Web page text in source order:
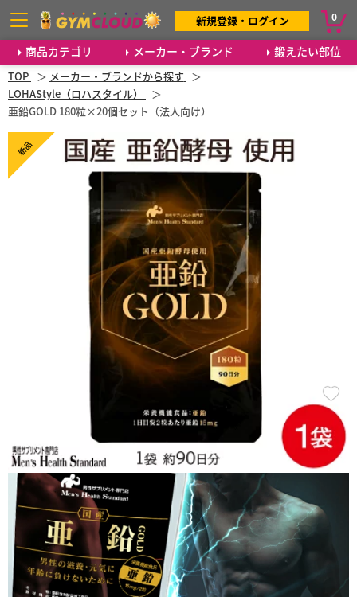
商品カテゴリ メーカー・ブランド 鍛えたい部位
新規登録・ログイン 0
TOP
メーカー・ブランドから探す
LOHAStyle（ロハスタイル）
亜鉛GOLD 180粒×20個セット（法人向け）
新品